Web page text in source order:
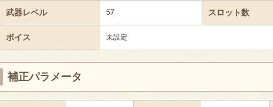
武器レベル 57 スロット数
ボイス 未設定
補正パラメータ